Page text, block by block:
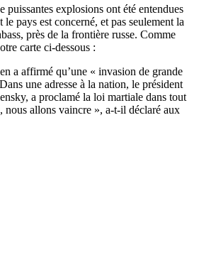
puissantes explosions ont été entendues
pays est concerné, et pas seulement la
près de la frontière russe. Comme
carte ci-dessous :
a affirmé qu’une « invasion de grande
une adresse à la nation, le président
a proclamé la loi martiale dans tout
nous allons vaincre », a-t-il déclaré aux